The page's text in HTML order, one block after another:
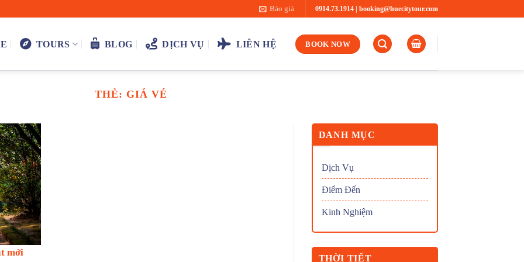
Báo giá 0914.73.1914| booking@huecitytour.com
TOURS BLOG DỊCH VỤ LIÊN HỆ BOOK NOW
THẺ: GIÁ VÉ
mới
DANH MỤC
Dịch Vụ
Điểm Đến
Kinh Nghiệm
THỜI TIẾT